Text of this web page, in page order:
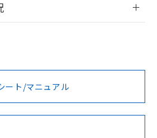
イン/会員登録
用いただく前に、以下を必ずお読
凡例
凡例
ート/マニュアル